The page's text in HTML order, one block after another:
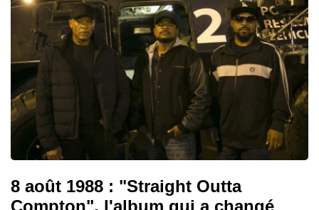
8 août 1988 : "Straight Outta
Compton", l'album qui a changé